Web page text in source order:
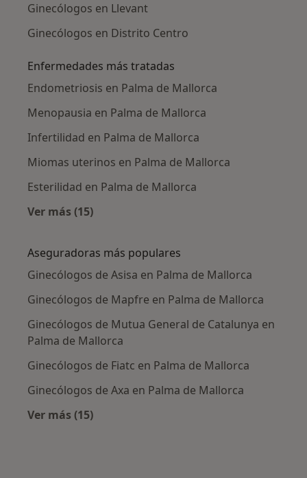
Ginecólogos en Llevant
Ginecólogos en Distrito Centro
Enfermedades más tratadas
Endometriosis en Palma de Mallorca
Menopausia en Palma de Mallorca
Infertilidad en Palma de Mallorca
Miomas uterinos en Palma de Mallorca
Esterilidad en Palma de Mallorca
Ver más (15)
Aseguradoras más populares
Ginecólogos de Asisa en Palma de Mallorca
Ginecólogos de Mapfre en Palma de Mallorca
Ginecólogos de Mutua General de Catalunya en
Palma de Mallorca
Ginecólogos de Fiatc en Palma de Mallorca
Ginecólogos de Axa en Palma de Mallorca
Ver más (15)